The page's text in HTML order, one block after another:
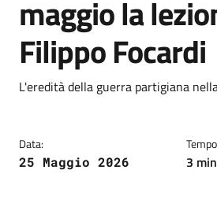
maggio la
Filippo Focardi
Dettagli
Descrizione breve
L'eredità della guerra partigiana
Data:
25 Maggio 2026
3